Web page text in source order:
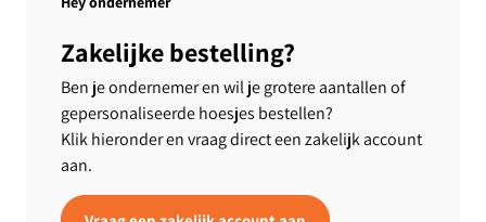
Zakelijke bestelling?
Ben je ondernemer en wil je grotere aantallen of
gepersonaliseerde hoesjes bestellen?
Klik hieronder en vraag direct een zakelijk account
aan.